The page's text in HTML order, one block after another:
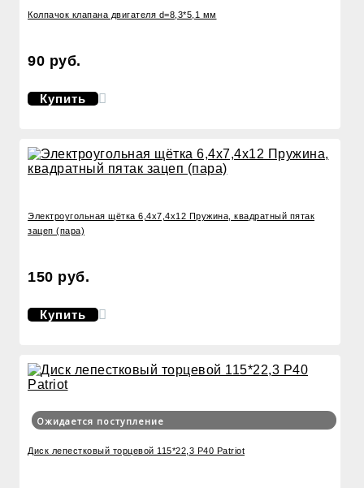
Колпачок клапана двигателя d=8,3*5,1 мм
90 руб.
Купить
Электроугольная щётка 6,4x7,4x12 Пружина, квадратный пятак
зацеп (пара)
150 руб.
Купить
Ожидается поступление
Диск лепестковый торцевой 115*22,3 Р40 Patriot